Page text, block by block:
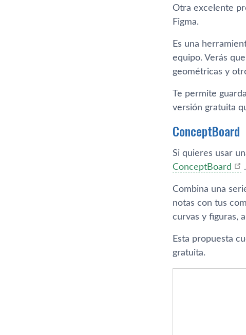
Otra excelente
Figma.
Es una
equipo. Verás
geométricas y
Te permite
versión gratuita
ConceptBoard
Si quieres usar
ConceptBoard
.
Combina una
notas con tus
curvas y figuras,
Esta propuesta
gratuita.